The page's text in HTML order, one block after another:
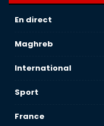
En direct
Maghreb
International
Sport
France